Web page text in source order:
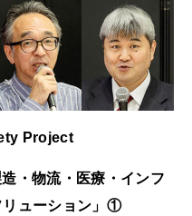
Project
・物流・医療・インフ
リューション」①